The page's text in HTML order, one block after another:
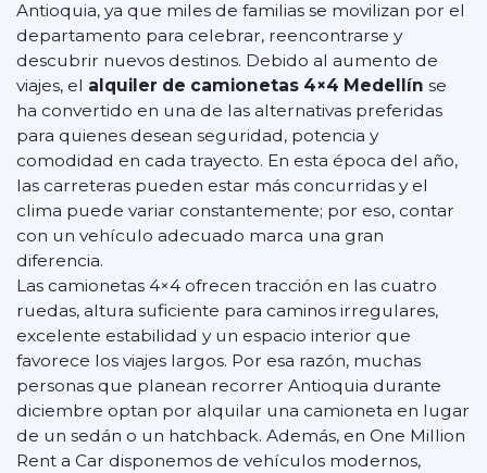
Antioquia, ya que miles de familias se movilizan por el
departamento para celebrar, reencontrarse y
descubrir nuevos destinos. Debido al aumento de
viajes, el alquiler de camionetas 4×4 Medellín se
ha convertido en una de las alternativas preferidas
para quienes desean seguridad, potencia y
comodidad en cada trayecto. En esta época del año,
las carreteras pueden estar más concurridas y el
clima puede variar constantemente; por eso, contar
con un vehículo adecuado marca una gran
diferencia.
Las camionetas 4×4 ofrecen tracción en las cuatro
ruedas, altura suficiente para caminos irregulares,
excelente estabilidad y un espacio interior que
favorece los viajes largos. Por esa razón, muchas
personas que planean recorrer Antioquia durante
diciembre optan por alquilar una camioneta en lugar
de un sedán o un hatchback. Además, en One Million
Rent a Car disponemos de vehículos modernos,